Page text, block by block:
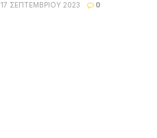
17 ΣΕΠΤΕΜΒΡΊΟΥ 2023 0